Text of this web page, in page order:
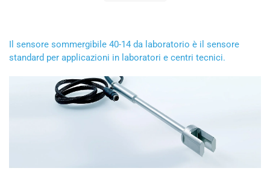
Il sensore sommergibile 40-14 da laboratorio è il sensore
standard per applicazioni in laboratori e centri tecnici.